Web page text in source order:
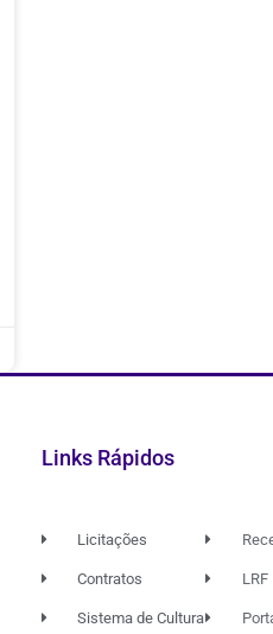
Links Rápidos
Licitações
Contratos
Sistema de Cultura
LRF